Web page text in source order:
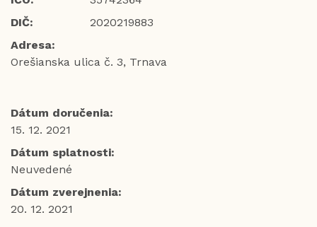
DIČ:
2020219883
Adresa:
Orešianska ulica č. 3, Trnava
Dátum doručenia:
15. 12. 2021
Dátum splatnosti:
Neuvedené
Dátum zverejnenia:
20. 12. 2021